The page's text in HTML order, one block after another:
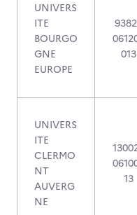
UNIVERS
ITE
BOURGO
GNE
EUROPE
013
UNIVERS
ITE
CLERMO
NT
AUVERG
NE
13